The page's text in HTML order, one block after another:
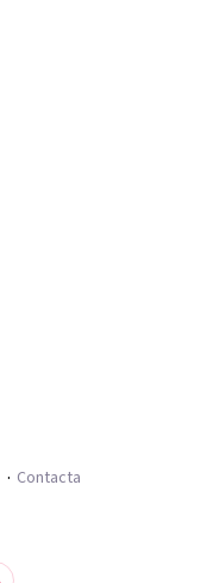
Contacta